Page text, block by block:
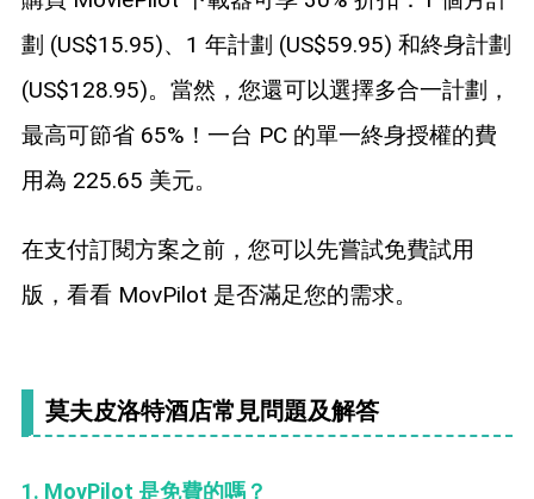
劃 (US$15.95)、1 年計劃 (US$59.95) 和終身計劃
(US$128.95)。當然，您還可以選擇多合一計劃，
最高可節省 65%！一台 PC 的單一終身授權的費
用為 225.65 美元。
在支付訂閱方案之前，您可以先嘗試免費試用
版，看看 MovPilot 是否滿足您的需求。
莫夫皮洛特酒店常見問題及解答
1. MovPilot 是免費的嗎？